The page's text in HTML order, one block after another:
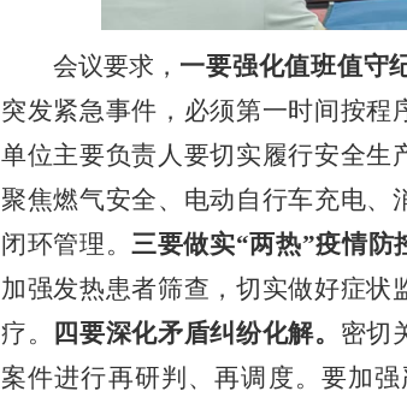
会议要求 ， 一要强化值班值守
突发紧急事件，必须第一时间按程
单位主要负责人要切实履行安全生
聚焦燃气安全、电动自行车充电、
闭环管理。三要做实“两热”疫情防
加强发热患者筛查，切实做好症
疗。
四要深化矛盾纠纷化解。 密切
案件进行再研判、再调度。要加